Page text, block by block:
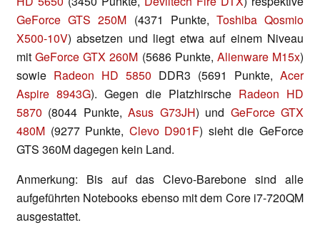
GeForce GTS 250M (4371 Punkte, Toshiba Qosmio
X500-10V) absetzen und liegt etwa auf einem Niveau
mitGeForce GTX 260M (5686 Punkte, Alienware M15x)
sowie Radeon HD 5850 DDR3 (5691 Punkte, Acer
Aspire 8943G). Gegen die Platzhirsche Radeon HD
5870 (8044 Punkte,Asus G73JH) und GeForce GTX
480M (9277 Punkte, Clevo D901F) sieht die GeForce
GTS 360M dagegen kein Land.
Anmerkung: Bis auf das Clevo-Barebone sind alle
aufgeführten Notebooks ebenso mit dem Core i7-720QM
ausgestattet.